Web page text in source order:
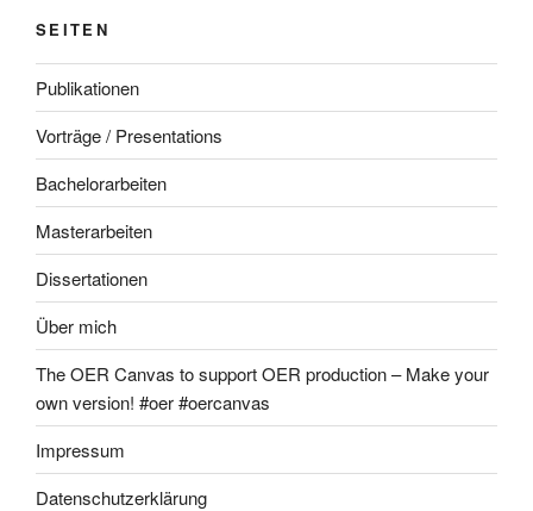
SEITEN
Publikationen
Vorträge / Presentations
Bachelorarbeiten
Masterarbeiten
Dissertationen
Über mich
The OER Canvas to support OER production – Make your
own version! #oer #oercanvas
Impressum
Datenschutzerklärung